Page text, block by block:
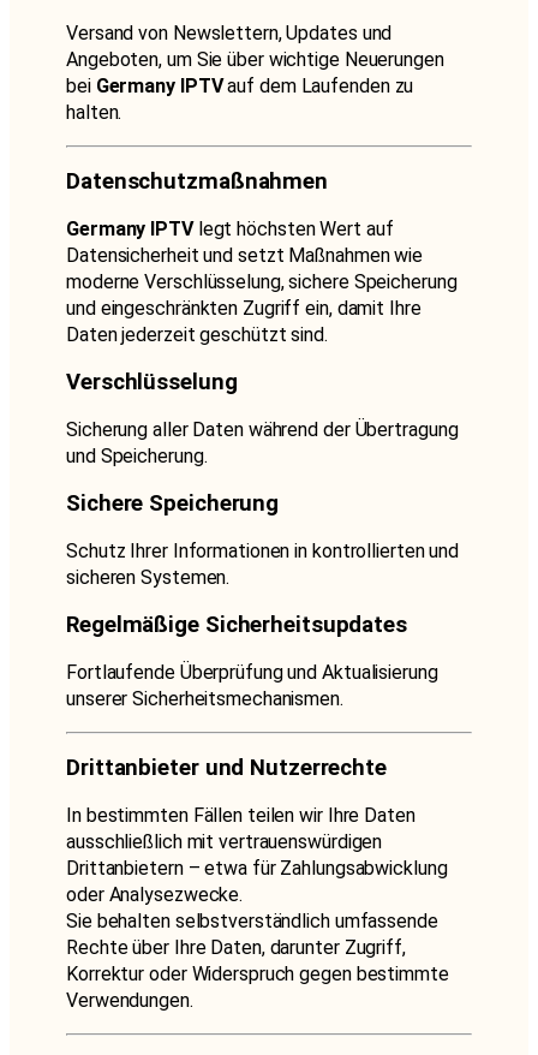
Versand von Newslettern, Updates und
Angeboten, um Sie über wichtige Neuerungen
bei Germany IPTVauf dem Laufenden zu
halten.
Datenschutzmaßnahmen
Germany IPTVlegt höchsten Wert auf
Datensicherheit und setzt Maßnahmen wie
moderne Verschlüsselung, sichere Speicherung
und eingeschränkten Zugriff ein, damit Ihre
Daten jederzeit geschützt sind.
Verschlüsselung
Sicherung aller Daten während der Übertragung
und Speicherung.
Sichere Speicherung
Schutz Ihrer Informationen in kontrollierten und
sicheren Systemen.
Regelmäßige Sicherheitsupdates
Fortlaufende Überprüfung und Aktualisierung
unserer Sicherheitsmechanismen.
Drittanbieter und Nutzerrechte
In bestimmten Fällen teilen wir Ihre Daten
ausschließlich mit vertrauenswürdigen
Drittanbietern – etwa für Zahlungsabwicklung
oder Analysezwecke.
Sie behalten selbstverständlich umfassende
Rechte über Ihre Daten, darunter Zugriff,
Korrektur oder Widerspruch gegen bestimmte
Verwendungen.